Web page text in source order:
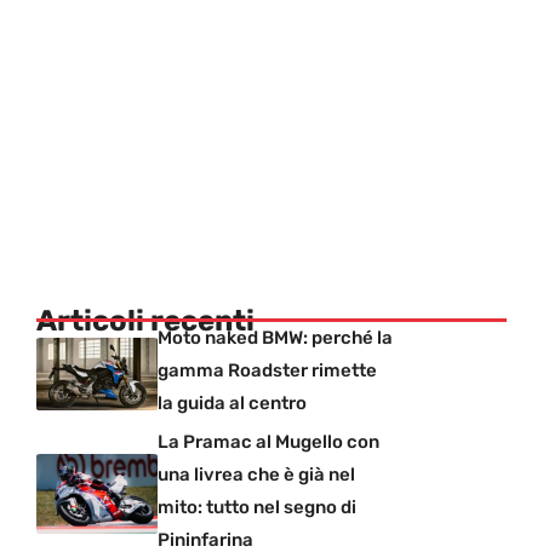
Articoli recentiMoto naked BMW: perché la
gamma Roadster rimette
la guida al centro
La Pramac al Mugello con
una livrea che è già nel
mito: tutto nel segno di
Pininfarina